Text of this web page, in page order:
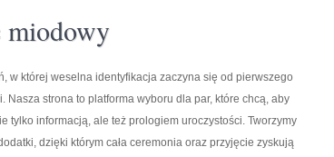
miodowy
w której weselna identyfikacja zaczyna się od pierwszego
Nasza strona to platforma wyboru dla par, które chcą, aby
tylko informacją, ale też prologiem uroczystości. Tworzymy
dzięki którym cała ceremonia oraz przyjęcie zyskują